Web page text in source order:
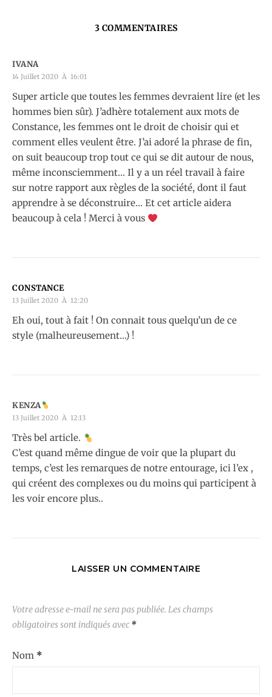
3 COMMENTAIRES
IVANA
14 Juillet 2020 À 16:01
Super article que toutes les femmes devraient lire (et les
hommes bien sûr). J’adhère totalement aux mots de
Constance, les femmes ont le droit de choisir qui et
comment elles veulent être. J’ai adoré la phrase de fin,
on suit beaucoup trop tout ce qui se dit autour de nous,
même inconsciemment… Il y a un réel travail à faire
sur notre rapport aux règles de la société, dont il faut
apprendre à se déconstruire… Et cet article aidera
beaucoup à cela ! Merci à vous
CONSTANCE
13 Juillet 2020 À 12:20
Eh oui, tout à fait ! On connait tous quelqu’un de ce
style (malheureusement…) !
KENZA
13 Juillet 2020 À 12:13
Très bel article.
C’est quand même dingue de voir que la plupart du
temps, c’est les remarques de notre entourage, ici l’ex ,
qui créent des complexes ou du moins qui participent à
les voir encore plus..
LAISSER UN COMMENTAIRE
Votre adresse e-mail ne sera pas publiée. Les champs
obligatoires sont indiqués avec *
Nom *